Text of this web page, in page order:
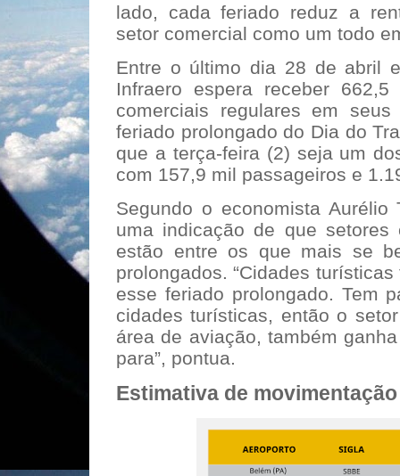
lado, cada feriado reduz a
setor comercial como um todo
Entre o último dia 28 de abril
Infraero espera receber
comerciais regulares em
feriado prolongado do Dia do
que a terça-feira (2) seja um
com 157,9 mil passageiros e
Segundo o economista
uma indicação de que setores
estão entre os que mais se
prolongados. “Cidades
esse feriado prolongado. Tem
cidades turísticas, então o
área de aviação, também
para”, pontua.
Estimativa de